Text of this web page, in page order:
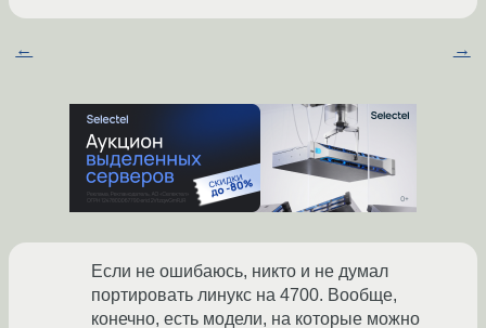
← →
Если не ошибаюсь, никто и не думал
портировать линукс на 4700. Вообще,
конечно, есть модели, на которые можно